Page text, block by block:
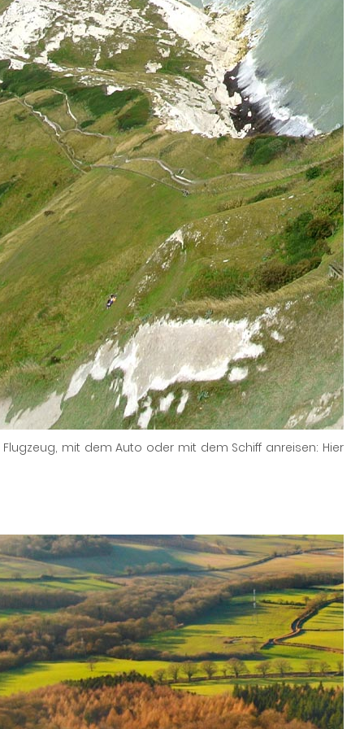
mit dem Auto oder mit dem Schiff anreisen: Hier